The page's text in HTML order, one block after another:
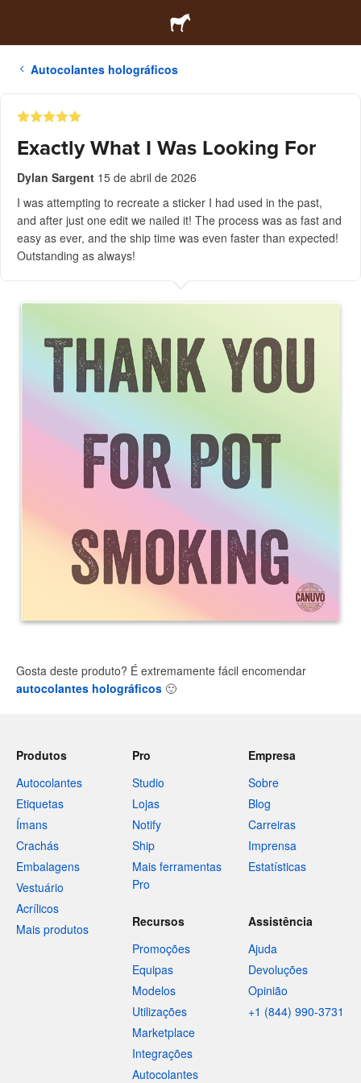
Autocolantes holográficos
Exactly What I Was Looking For
Dylan Sargent 15 de abril de 2026
I was attempting to recreate a sticker I had used in the past,
and after just one edit we nailed it! The process was as fast and
easy as ever, and the ship time was even faster than expected!
Outstanding as always!
Gosta deste produto? É extremamente fácil encomendar
autocolantes holográficos 🙂
Produtos
Autocolantes
Etiquetas
Ímans
Crachás
Embalagens
Vestuário
Acrílicos
Mais produtos
Pro
Studio
Lojas
Notify
Ship
Mais ferramentas
Pro
Empresa
Sobre
Blog
Carreiras
Imprensa
Estatísticas
Recursos
Promoções
Equipas
Modelos
Utilizações
Marketplace
Integrações
Autocolantes
Assistência
Ajuda
Devoluções
Opinião
+1 (844) 990-3731